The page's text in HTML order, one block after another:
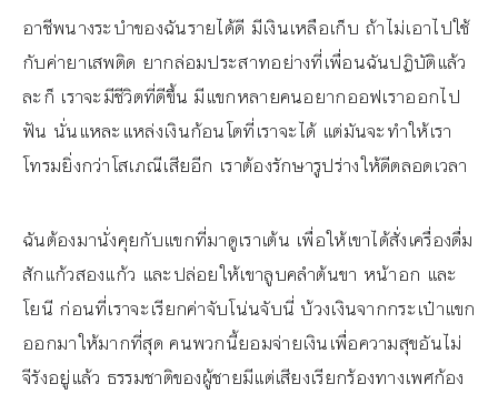
อาชีพนางระบำของฉันรายได้ดี มีเงินเหลือเก็บ ถ้าไม่เอาไปใช้
กับค่ายาเสพติด ยากล่อมประสาทอย่างที่เพื่อนฉันปฏิบัติแล้ว
ละก็ เราจะมีชีวิตที่ดีขึ้น มีแขกหลายคนอยากออฟเราออกไป
ฟัน นั่นแหละแหล่งเงินก้อนโตที่เราจะได้ แต่มันจะทำให้เรา
โทรมยิ่งกว่าโสเภณีเสียอีก เราต้องรักษารูปร่างให้ดีตลอดเวลา
ฉันต้องมานั่งคุยกับแขกที่มาดูเราเต้น เพื่อให้เขาได้สั่งเครื่องดื่ม
สักแก้วสองแก้ว และปล่อยให้เขาลูบคลำต้นขา หน้าอก และ
โยนี ก่อนที่เราจะเรียกค่าจับโน่นจับนี่ บ้วงเงินจากกระเป๋าแขก
ออกมาให้มากที่สุด คนพวกนี้ยอมจ่ายเงินเพื่อความสุขอันไม่
จีรังอยู่แล้ว ธรรมชาติของผู้ชายมีแต่เสียงเรียกร้องทางเพศก้อง